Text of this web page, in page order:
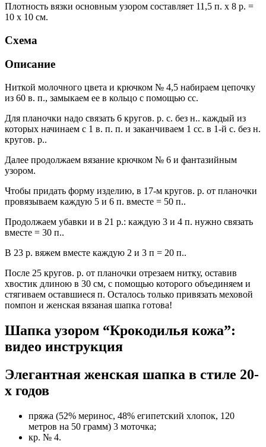
Плотность вязки основным узором составляет 11,5 п. х 8 р. =
10 х 10 см.
Схема
Описание
Ниткой молочного цвета и крючком № 4,5 набираем цепочку
из 60 в. п., замыкаем ее в кольцо с помощью сс.
Для планочки надо связать 6 кругов. р. с. без н.. каждый из
которых начинаем с 1 в. п. п. и заканчиваем 1 сс. в 1-й с. без н.
кругов. р..
Далее продолжаем вязание крючком № 6 и фантазийным
узором.
Чтобы придать форму изделию, в 17-м кругов. р. от планочки
провязываем каждую 5 и 6 п. вместе = 50 п..
Продолжаем убавки и в 21 р.: каждую 3 и 4 п. нужно связать
вместе = 30 п..
В 23 р. вяжем вместе каждую 2 и 3 п = 20 п..
После 25 кругов. р. от планочки отрезаем нитку, оставив
хвостик длиною в 30 см, с помощью которого объединяем и
стягиваем оставшиеся п. Осталось только привязать меховой
помпон и женская вязаная шапка готова!
Шапка узором “Крокодилья кожа”:
видео инструкция
Элегантная женская шапка в стиле 20-
х годов
пряжа (52% меринос, 48% египетский хлопок, 120
метров на 50 грамм) 3 моточка;
кр. № 4.